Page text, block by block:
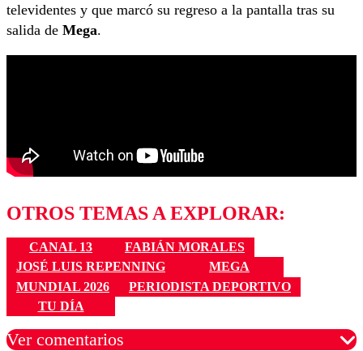
televidentes y que marcó su regreso a la pantalla tras su
salida de Mega.
OTROS TEMAS A EXPLORAR:
CANAL 13
FABIÁN MORALES
JOSÉ LUIS REPENNING
MEGA
MUNDIAL 2026
PERIODISTA DEPORTIVO
TU DÍA
Ver comentarios